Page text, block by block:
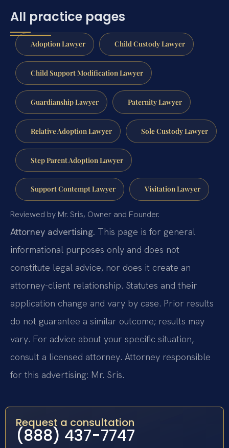
All practice pages
Adoption Lawyer Child Custody Lawyer
Child Support Modification Lawyer
Guardianship Lawyer Paternity Lawyer
Relative Adoption Lawyer Sole Custody Lawyer
Step Parent Adoption Lawyer
Support Contempt Lawyer Visitation Lawyer
Reviewed by Mr. Sris, Owner and Founder.
Attorney advertising. This page is for general
informational purposes only and does not
constitute legal advice, nor does it create an
attorney-client relationship. Statutes and their
application change and vary by case. Prior results
do not guarantee a similar outcome; results may
vary. For advice about your specific situation,
consult a licensed attorney. Attorney responsible
for this advertising: Mr. Sris.
Request a consultation
(888) 437-7747